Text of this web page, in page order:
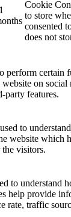
Cookie
to store
consented
does not
perform certain
on
party features.
to
website which
the visitors.
to understand
help provide
rate, traffic